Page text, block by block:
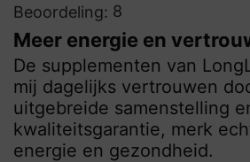
Beoordeling: 8
Meer energie en
De supplementen van
mij dagelijks vertrouwen
uitgebreide samenstelling
kwaliteitsgarantie, merk
energie en gezondheid.